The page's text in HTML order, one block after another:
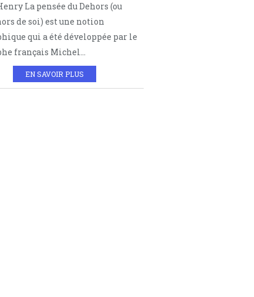
La pensée du Dehors (ou
de soi) est une notion
qui a été développée par le
français Michel...
EN SAVOIR PLUS